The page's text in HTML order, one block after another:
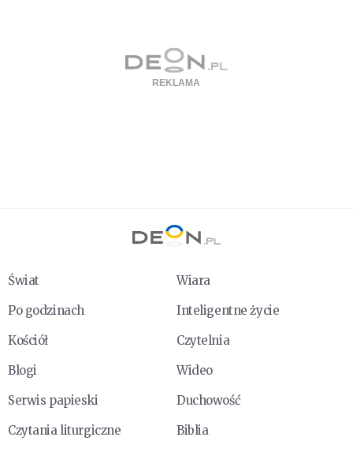
Świat
Wiara
Po godzinach
Inteligentne życie
Kościół
Czytelnia
Blogi
Wideo
Serwis papieski
Duchowość
Czytania liturgiczne
Biblia